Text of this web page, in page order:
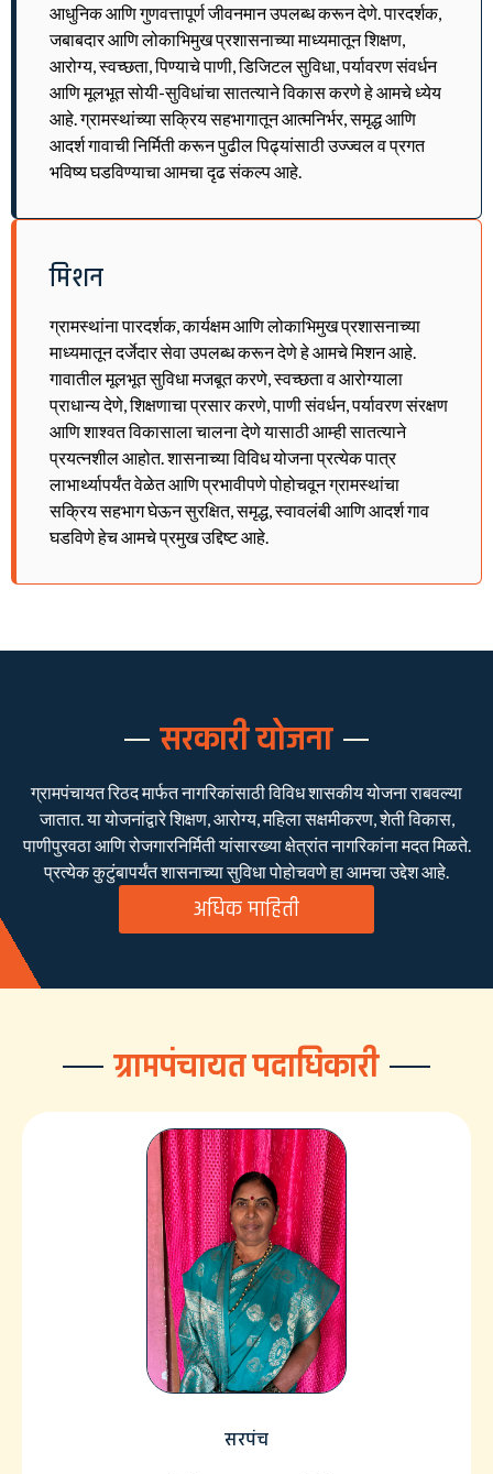
आधुनिक आणि गुणवत्तापूर्ण जीवनमान उपलब्ध करून देणे. पारदर्शक,
जबाबदार आणि लोकाभिमुख प्रशासनाच्या माध्यमातून शिक्षण,
आरोग्य, स्वच्छता, पिण्याचे पाणी, डिजिटल सुविधा, पर्यावरण संवर्धन
आणि मूलभूत सोयी-सुविधांचा सातत्याने विकास करणे हे आमचे ध्येय
आहे. ग्रामस्थांच्या सक्रिय सहभागातून आत्मनिर्भर, समृद्ध आणि
आदर्श गावाची निर्मिती करून पुढील पिढ्यांसाठी उज्ज्वल व प्रगत
भविष्य घडविण्याचा आमचा दृढ संकल्प आहे.
मिशन
ग्रामस्थांना पारदर्शक, कार्यक्षम आणि लोकाभिमुख प्रशासनाच्या
माध्यमातून दर्जेदार सेवा उपलब्ध करून देणे हे आमचे मिशन आहे.
गावातील मूलभूत सुविधा मजबूत करणे, स्वच्छता व आरोग्याला
प्राधान्य देणे, शिक्षणाचा प्रसार करणे, पाणी संवर्धन, पर्यावरण संरक्षण
आणि शाश्वत विकासाला चालना देणे यासाठी आम्ही सातत्याने
प्रयत्नशील आहोत. शासनाच्या विविध योजना प्रत्येक पात्र
लाभार्थ्यापर्यंत वेळेत आणि प्रभावीपणे पोहोचवून ग्रामस्थांचा
सक्रिय सहभाग घेऊन सुरक्षित, समृद्ध, स्वावलंबी आणि आदर्श गाव
घडविणे हेच आमचे प्रमुख उद्दिष्ट आहे.
सरकारी योजना
ग्रामपंचायत रिठद मार्फत नागरिकांसाठी विविध शासकीय योजना राबवल्या
जातात. या योजनांद्वारे शिक्षण, आरोग्य, महिला सक्षमीकरण, शेती विकास,
पाणीपुरवठा आणि रोजगारनिर्मिती यांसारख्या क्षेत्रांत नागरिकांना मदत मिळते.
प्रत्येक कुटुंबापर्यंत शासनाच्या सुविधा पोहोचवणे हा आमचा उद्देश आहे.
अधिक माहिती
ग्रामपंचायत पदाधिकारी
सरपंच